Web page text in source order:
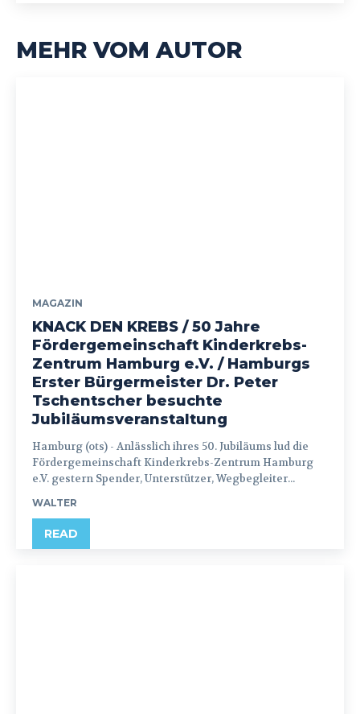
MEHR VOM AUTOR
MAGAZIN
KNACK DEN KREBS / 50 Jahre
Fördergemeinschaft Kinderkrebs-
Zentrum Hamburg e.V. / Hamburgs
Erster Bürgermeister Dr. Peter
Tschentscher besuchte
Jubiläumsveranstaltung
Hamburg (ots) - Anlässlich ihres 50. Jubiläums lud die
Fördergemeinschaft Kinderkrebs-Zentrum Hamburg
e.V. gestern Spender, Unterstützer, Wegbegleiter...
WALTER
READ